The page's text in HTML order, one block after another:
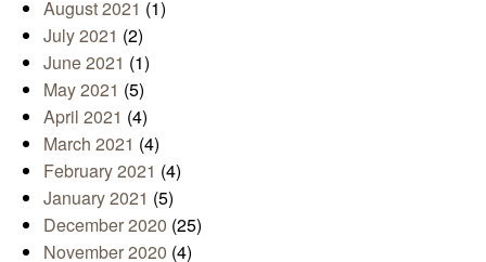
August 2021 (1)
July 2021 (2)
June 2021 (1)
May 2021 (5)
April 2021 (4)
March 2021 (4)
February 2021 (4)
January 2021 (5)
December 2020 (25)
November 2020 (4)